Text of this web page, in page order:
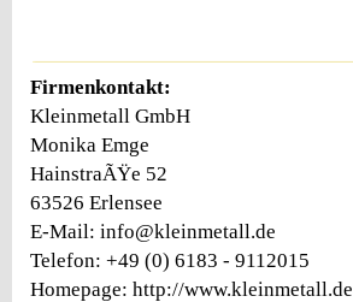
Firmenkontakt:
Kleinmetall GmbH
Monika Emge
HainstraÃŸe 52
63526 Erlensee
E-Mail: info@kleinmetall.de
Telefon: +49 (0) 6183 - 9112015
Homepage: http://www.kleinmetall.de